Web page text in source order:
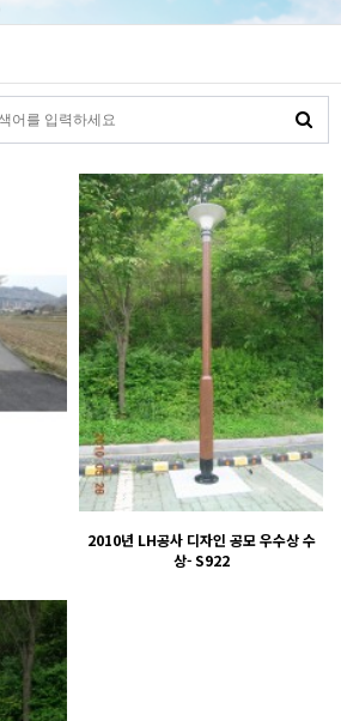
2010년 LH공사 디자인 공모 우수상 수
상- S922